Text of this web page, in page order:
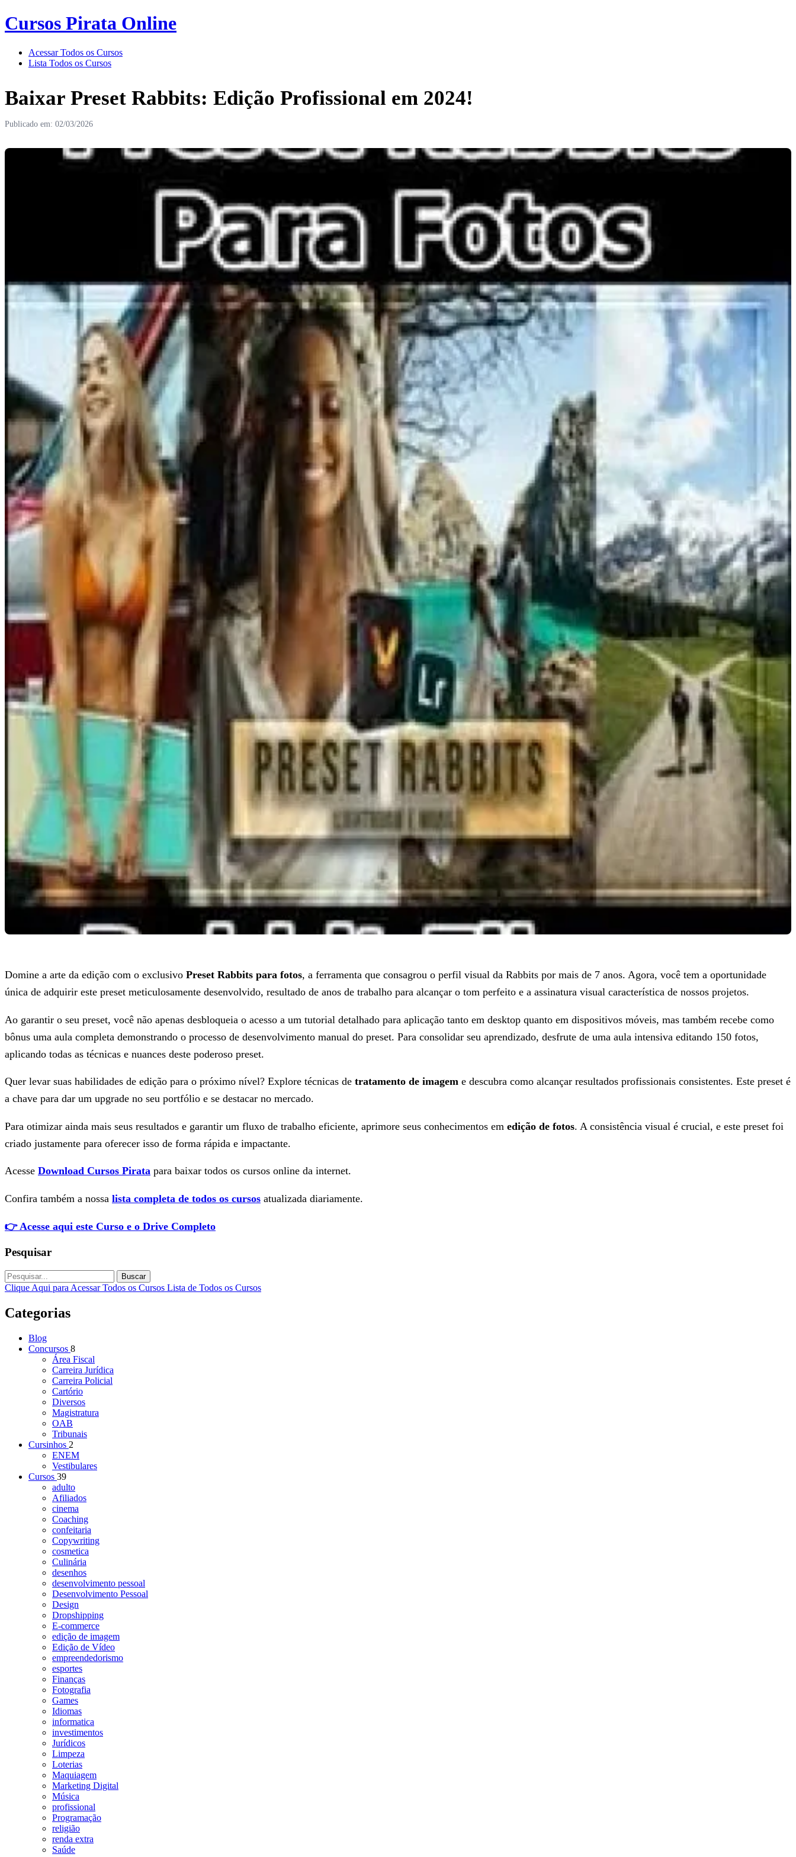
Cursos Pirata Online
Acessar Todos os Cursos
Lista Todos os Cursos
Baixar Preset Rabbits: Edição Profissional em 2024!
Publicado em: 02/03/2026
Domine a arte da edição com o exclusivo Preset Rabbits para fotos, a ferramenta que consagrou o perfil visual da Rabbits por mais de 7 anos. Agora, você tem a oportunidade
única de adquirir este preset meticulosamente desenvolvido, resultado de anos de trabalho para alcançar o tom perfeito e a assinatura visual característica de nossos projetos.
Ao garantir o seu preset, você não apenas desbloqueia o acesso a um tutorial detalhado para aplicação tanto em desktop quanto em dispositivos móveis, mas também recebe como
bônus uma aula completa demonstrando o processo de desenvolvimento manual do preset. Para consolidar seu aprendizado, desfrute de uma aula intensiva editando 150 fotos,
aplicando todas as técnicas e nuances deste poderoso preset.
Quer levar suas habilidades de edição para o próximo nível? Explore técnicas de tratamento de imagem e descubra como alcançar resultados profissionais consistentes. Este preset é
a chave para dar um upgrade no seu portfólio e se destacar no mercado.
Para otimizar ainda mais seus resultados e garantir um fluxo de trabalho eficiente, aprimore seus conhecimentos em edição de fotos. A consistência visual é crucial, e este preset foi
criado justamente para oferecer isso de forma rápida e impactante.
Acesse Download Cursos Pirata para baixar todos os cursos online da internet.
Confira também a nossa lista completa de todos os cursos atualizada diariamente.
👉 Acesse aqui este Curso e o Drive Completo
Pesquisar
Buscar
Clique Aqui para Acessar Todos os Cursos Lista de Todos os Cursos
Categorias
Blog
Concursos 8
Área Fiscal
Carreira Jurídica
Carreira Policial
Cartório
Diversos
Magistratura
OAB
Tribunais
Cursinhos 2
ENEM
Vestibulares
Cursos 39
adulto
Afiliados
cinema
Coaching
confeitaria
Copywriting
cosmetica
Culinária
desenhos
desenvolvimento pessoal
Desenvolvimento Pessoal
Design
Dropshipping
E-commerce
edição de imagem
Edição de Vídeo
empreendedorismo
esportes
Finanças
Fotografia
Games
Idiomas
informatica
investimentos
Jurídicos
Limpeza
Loterias
Maquiagem
Marketing Digital
Música
profissional
Programação
religião
renda extra
Saúde